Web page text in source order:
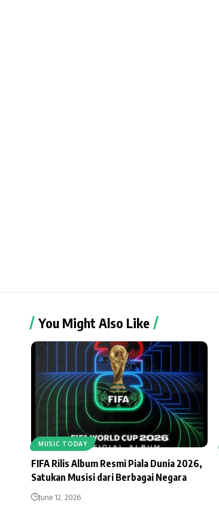
You Might Also Like
MUSIC TODAY
FIFA Rilis Album Resmi Piala Dunia 2026,
Satukan Musisi dari Berbagai Negara
June 12, 2026